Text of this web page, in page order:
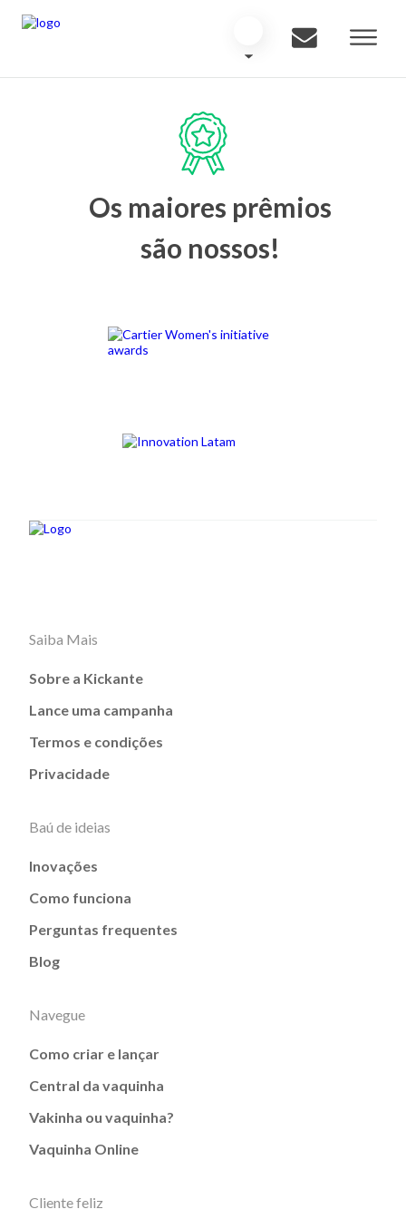
Os maiores prêmios
são nossos!
Saiba Mais
Sobre a Kickante
Lance uma campanha
Termos e condições
Privacidade
Baú de ideias
Inovações
Como funciona
Perguntas frequentes
Blog
Navegue
Como criar e lançar
Central da vaquinha
Vakinha ou vaquinha?
Vaquinha Online
Cliente feliz